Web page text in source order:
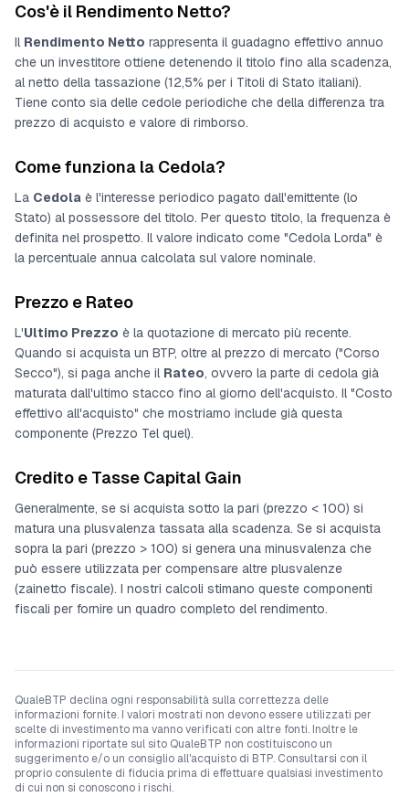
Cos'è il Rendimento Netto?
Il Rendimento Netto rappresenta il guadagno effettivo annuo
che un investitore ottiene detenendo il titolo fino alla scadenza,
al netto della tassazione (12,5% per i Titoli di Stato italiani).
Tiene conto sia delle cedole periodiche che della differenza tra
prezzo di acquisto e valore di rimborso.
Come funziona la Cedola?
La Cedola è l'interesse periodico pagato dall'emittente (lo
Stato) al possessore del titolo. Per questo titolo, la frequenza è
definita nel prospetto. Il valore indicato come "Cedola Lorda" è
la percentuale annua calcolata sul valore nominale.
Prezzo e Rateo
L'Ultimo Prezzo è la quotazione di mercato più recente.
Quando si acquista un BTP, oltre al prezzo di mercato ("Corso
Secco"), si paga anche il Rateo, ovvero la parte di cedola già
maturata dall'ultimo stacco fino al giorno dell'acquisto. Il "Costo
effettivo all'acquisto" che mostriamo include già questa
componente (Prezzo Tel quel).
Credito e Tasse Capital Gain
Generalmente, se si acquista sotto la pari (prezzo < 100) si
matura una plusvalenza tassata alla scadenza. Se si acquista
sopra la pari (prezzo > 100) si genera una minusvalenza che
può essere utilizzata per compensare altre plusvalenze
(zainetto fiscale). I nostri calcoli stimano queste componenti
fiscali per fornire un quadro completo del rendimento.
QualeBTP declina ogni responsabilità sulla correttezza delle
informazioni fornite. I valori mostrati non devono essere utilizzati per
scelte di investimento ma vanno verificati con altre fonti. Inoltre le
informazioni riportate sul sito QualeBTP non costituiscono un
suggerimento e/o un consiglio all'acquisto di BTP. Consultarsi con il
proprio consulente di fiducia prima di effettuare qualsiasi investimento
di cui non si conoscono i rischi.